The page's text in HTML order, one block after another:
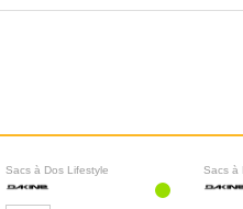
Sacs à Dos Lifestyle Sacs à